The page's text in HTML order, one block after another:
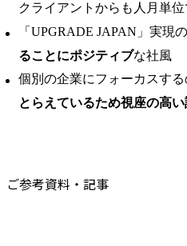
クライアントからも人月単位
「UPGRADE JAPAN」実現の
ることにポジティブな社風
個別の企業にフォーカスする
とらえているため視座の高
ご参考資料・記事